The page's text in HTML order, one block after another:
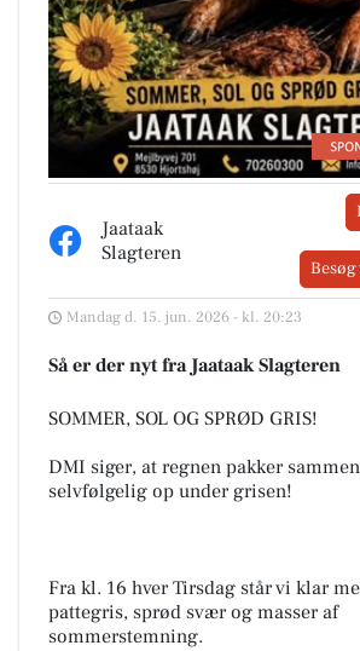
Jaataak
Slagteren
Mandag d. 15. jun. 2026 - kl. 20:23
Så er der nyt fra Jaataak Slagteren
SOMMER, SOL OG SPRØD GRIS!
DMI siger, at regnen pakker
selvfølgelig op under grisen!
Fra kl. 16 hver Tirsdag står vi klar
pattegris, sprød svær og masser af
sommerstemning.